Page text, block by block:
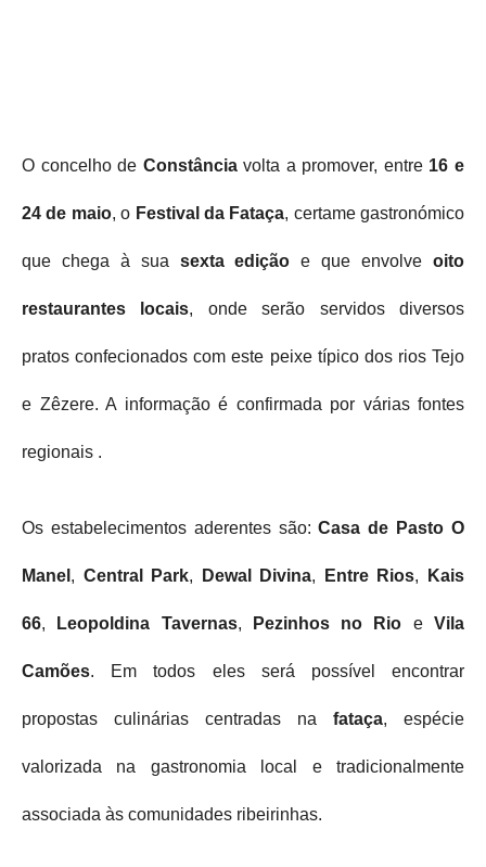
O concelho de Constânciavolta a promover, entre 16 e
24 de maio, o Festival da Fataça, certame gastronómico
que chega à sua sexta edição e que envolveoito
restaurantes locais, onde serão servidos diversos
pratos confecionados com este peixe típico dos rios Tejo
e Zêzere. A informação é confirmada por várias fontes
regionais .
Os estabelecimentos aderentes são:Casa de Pasto O
Manel , Central Park, Dewal Divina, Entre Rios, Kais
66, Leopoldina Tavernas, Pezinhos no Rio eVila
Camões. Em todos eles será possível encontrar
propostas culinárias centradas na fataça, espécie
valorizada na gastronomia local e tradicionalmente
associada às comunidades ribeirinhas.